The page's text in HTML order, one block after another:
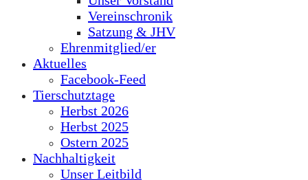
Vereinschronik
Satzung & JHV
Ehrenmitglied/er
Aktuelles
Facebook-Feed
Tierschutztage
Herbst 2026
Herbst 2025
Ostern 2025
Nachhaltigkeit
Unser Leitbild